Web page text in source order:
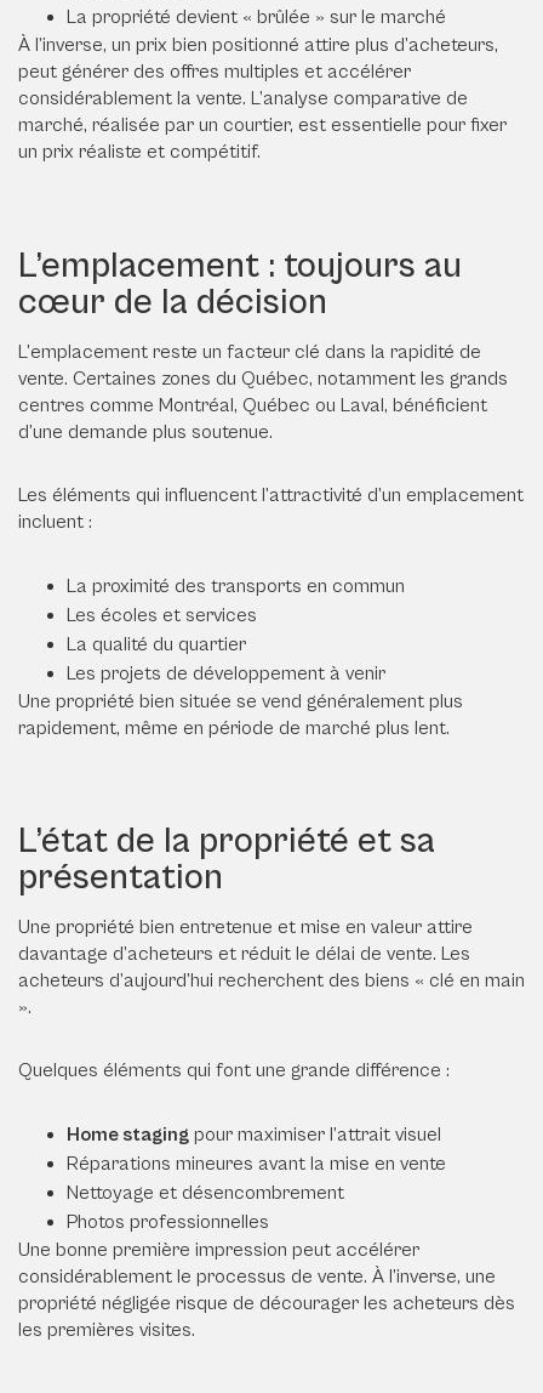
La propriété devient « brûlée » sur le marché
À l’inverse, un prix bien positionné attire plus d’acheteurs,
peut générer des offres multiples et accélérer
considérablement la vente. L’analyse comparative de
marché, réalisée par un courtier, est essentielle pour fixer
un prix réaliste et compétitif.
L’emplacement : toujours au
cœur de la décision
L’emplacement reste un facteur clé dans la rapidité de
vente. Certaines zones du Québec, notamment les grands
centres comme Montréal, Québec ou Laval, bénéficient
d’une demande plus soutenue.
Les éléments qui influencent l’attractivité d’un emplacement
incluent :
La proximité des transports en commun
Les écoles et services
La qualité du quartier
Les projets de développement à venir
Une propriété bien située se vend généralement plus
rapidement, même en période de marché plus lent.
L’état de la propriété et sa
présentation
Une propriété bien entretenue et mise en valeur attire
davantage d’acheteurs et réduit le délai de vente. Les
acheteurs d’aujourd’hui recherchent des biens « clé en main
».
Quelques éléments qui font une grande différence :
Home staging pour maximiser l’attrait visuel
Réparations mineures avant la mise en vente
Nettoyage et désencombrement
Photos professionnelles
Une bonne première impression peut accélérer
considérablement le processus de vente. À l’inverse, une
propriété négligée risque de décourager les acheteurs dès
les premières visites.